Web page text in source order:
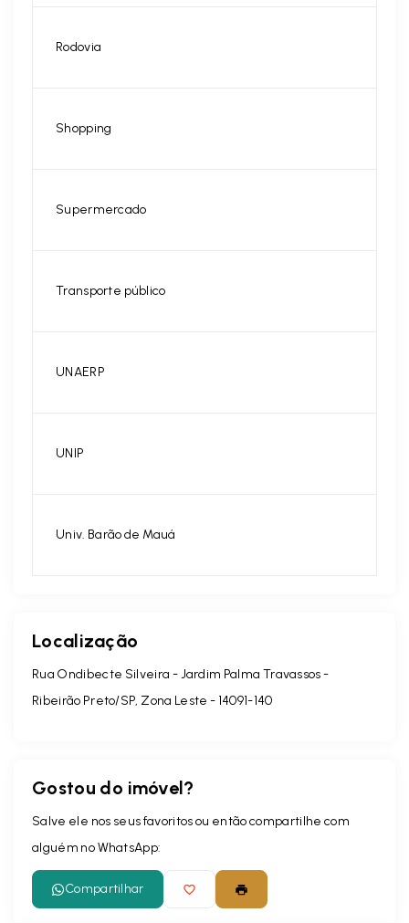
Rodovia
Shopping
Supermercado
Transporte público
UNAERP
UNIP
Univ. Barão de Mauá
Localização
Rua Ondibecte Silveira - Jardim Palma Travassos -
Ribeirão Preto/SP, Zona Leste - 14091-140
Gostou do imóvel?
Salve ele nos seus favoritos ou então compartilhe com
alguém no WhatsApp:
Compartilhar